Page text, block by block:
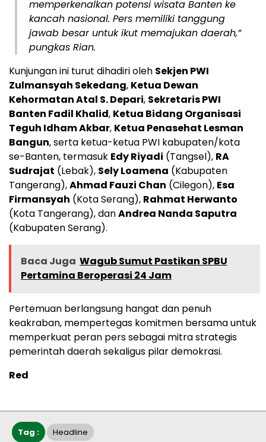
memperkenalkan potensi wisata Banten ke
kancah nasional. Pers memiliki tanggung
jawab besar untuk ikut memajukan daerah,”
pungkas Rian.
Kunjungan ini turut dihadiri oleh Sekjen PWI
Zulmansyah Sekedang, Ketua Dewan
Kehormatan Atal S. Depari, Sekretaris PWI
Banten Fadil Khalid, Ketua Bidang Organisasi
Teguh Idham Akbar, Ketua Penasehat Lesman
Bangun, serta ketua-ketua PWI kabupaten/kota
se-Banten, termasuk Edy Riyadi (Tangsel), RA
Sudrajat (Lebak), Sely Loamena (Kabupaten
Tangerang),Ahmad Fauzi Chan (Cilegon), Esa
Firmansyah (Kota Serang), Rahmat Herwanto
(Kota Tangerang), danAndrea Nanda Saputra
(Kabupaten Serang).
Baca Juga Wagub Sumut Pastikan SPBU
Pertamina Beroperasi 24 Jam
Pertemuan berlangsung hangat dan penuh
keakraban, mempertegas komitmen bersama untuk
memperkuat peran pers sebagai mitra strategis
pemerintah daerah sekaligus pilar demokrasi.
Red
Tag : Headline